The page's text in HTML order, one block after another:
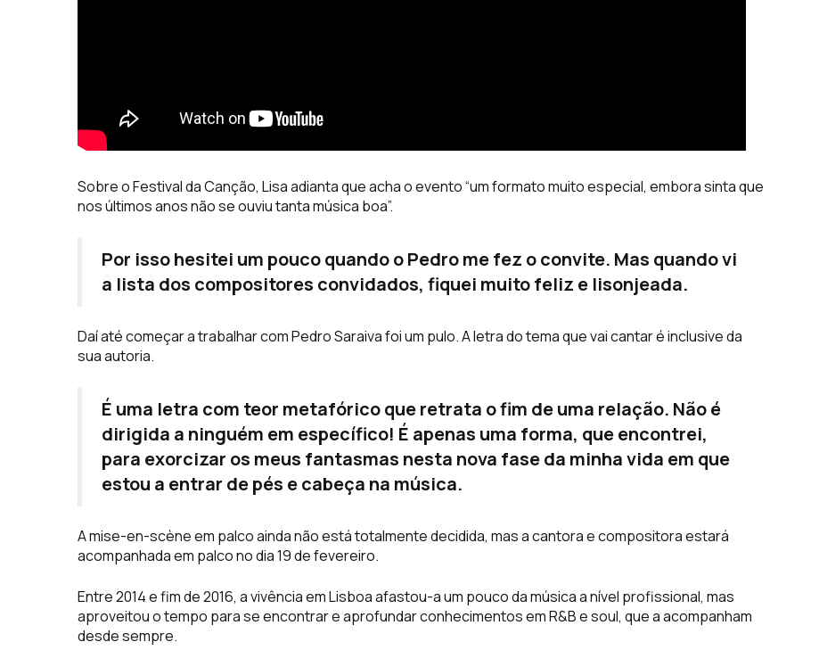
Sobre o Festival da Canção, Lisa adianta que acha o evento “um formato muito especial, embora sinta que
nos últimos anos não se ouviu tanta música boa”.
Por isso hesitei um pouco quando o Pedro me fez o convite. Mas quando vi
a lista dos compositores convidados, fiquei muito feliz e lisonjeada.
Daí até começar a trabalhar com Pedro Saraiva foi um pulo. A letra do tema que vai cantar é inclusive da
sua autoria.
É uma letra com teor metafórico que retrata o fim de uma relação. Não é
dirigida a ninguém em específico! É apenas uma forma, que encontrei,
para exorcizar os meus fantasmas nesta nova fase da minha vida em que
estou a entrar de pés e cabeça na música.
A mise-en-scène em palco ainda não está totalmente decidida, mas a cantora e compositora estará
acompanhada em palco no dia 19 de fevereiro.
Entre 2014 e fim de 2016, a vivência em Lisboa afastou-a um pouco da música a nível profissional, mas
aproveitou o tempo para se encontrar e aprofundar conhecimentos em R&B e soul, que a acompanham
desde sempre.